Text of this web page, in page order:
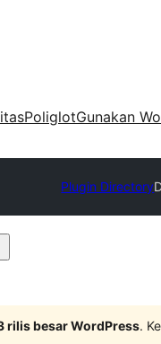
PoliglotGunakan
Plugin Directory
rilis besar WordPress.